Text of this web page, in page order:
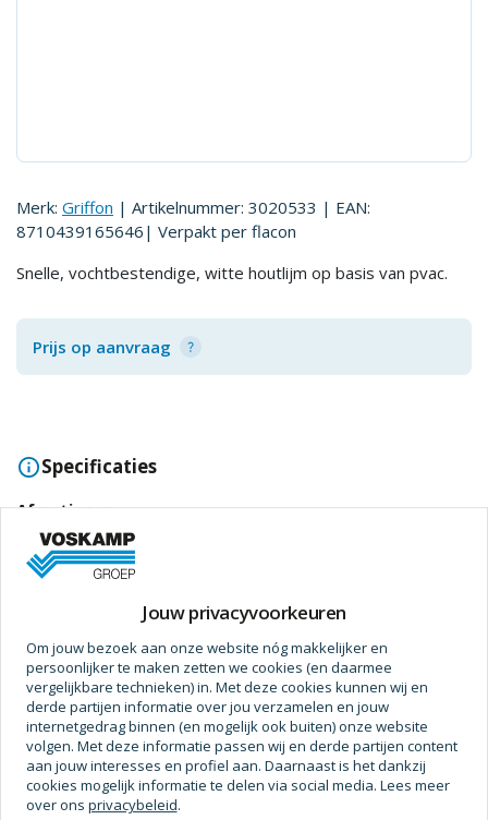
Merk: Griffon | Artikelnummer: 3020533 | EAN:
8710439165646 | Verpakt per flacon
Snelle, vochtbestendige, witte houtlijm op basis van pvac.
Prijs op aanvraag
Specificaties
Afmetingen
Temperatuur (Bestendig)
Gewicht 287 g
Dichtheid (Bij Benadering) 1,1 g/cm²
Hoogte 160 mm
Toon meer
Jouw privacyvoorkeuren
Om jouw bezoek aan onze website nóg makkelijker en
persoonlijker te maken zetten we cookies (en daarmee
vergelijkbare technieken) in. Met deze cookies kunnen wij en
derde partijen informatie over jou verzamelen en jouw
internetgedrag binnen (en mogelijk ook buiten) onze website
volgen. Met deze informatie passen wij en derde partijen content
aan jouw interesses en profiel aan. Daarnaast is het dankzij
cookies mogelijk informatie te delen via social media. Lees meer
over ons privacybeleid.